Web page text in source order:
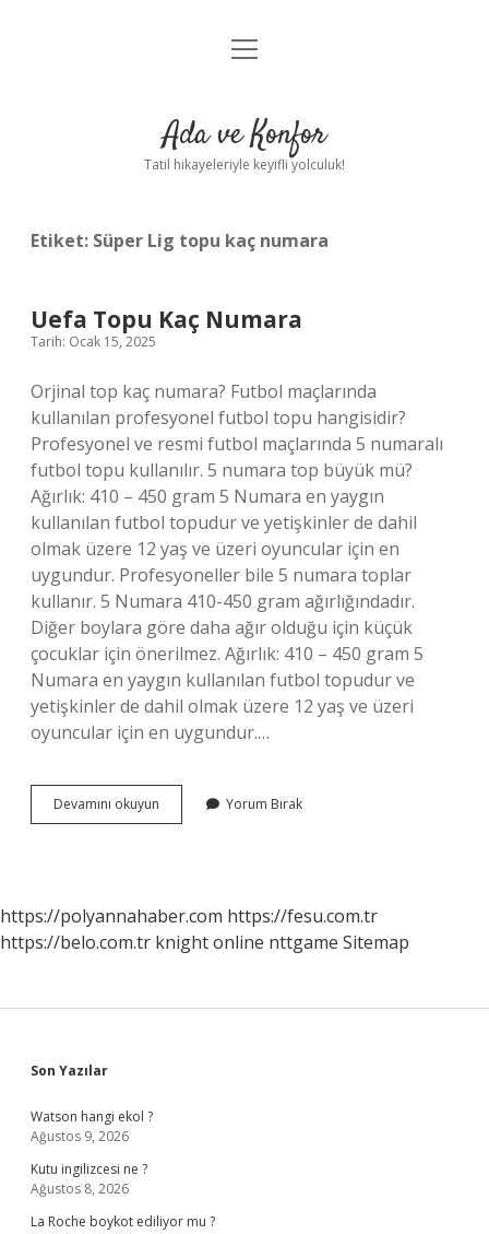
Anasayfa
Yasal Uyarı
menüyü
Ada ve Konfor
Tatil hikayeleriyle keyifli yolculuk!
Etiket: Süper Lig topu kaç numara
Uefa Topu Kaç Numara
Tarih: Ocak 15, 2025
Orjinal top kaç numara? Futbol maçlarında
kullanılan profesyonel futbol topu hangisidir?
Profesyonel ve resmi futbol maçlarında 5 numaralı
futbol topu kullanılır. 5 numara top büyük mü?
Ağırlık: 410 – 450 gram 5 Numara en yaygın
kullanılan futbol topudur ve yetişkinler de dahil
olmak üzere 12 yaş ve üzeri oyuncular için en
uygundur. Profesyoneller bile 5 numara toplar
kullanır. 5 Numara 410-450 gram ağırlığındadır.
Diğer boylara göre daha ağır olduğu için küçük
çocuklar için önerilmez. Ağırlık: 410 – 450 gram 5
Numara en yaygın kullanılan futbol topudur ve
yetişkinler de dahil olmak üzere 12 yaş ve üzeri
oyuncular için en uygundur.…
Devamını okuyun
Topu
Yorum Bırak
https://polyannahaber.com https://fesu.com.tr
https://belo.com.tr knight online nttgame Sitemap
Sidebar
Son Yazılar
Watson hangi ekol ?
Ağustos 9, 2026
Kutu ingilizcesi ne ?
Ağustos 8, 2026
La Roche boykot ediliyor mu ?